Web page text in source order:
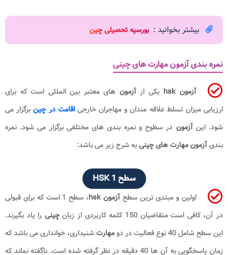
بیشتر بخوانید : بورسیه تحصیلی چین
نمره بندی آزمون مهارت های چینی
آزمون hsk یکی ازآزمون های معتبر بین المللی است که برای
ارزیابی میزان تسلط علاقه مندان و مهاجران خارجیاقامت در چینبرگزار می
شود. اینآزمون در سطوح و نمره بندی های مختلفی برگزار می شود. نمره
بندیآزمون مهارت های چینیبه شرح زیر می باشد:
سطح HSK 1
اولین و مبتدی ترین سطحآزمونhsk
، سطح 1 است که برای قبولی
در آن، کافی است متقاضیان 150 کلمه کاربردی از زبان
چینی را یاد بگیرند.
این سطح شامل 40 نوع فعالیت در دو
مهارتشنیداری، خوانداری می باشد که
زمان پاسخگویی به آن ها 40 دقیقه در نظر گرفته شده است. ناگفته نماند که